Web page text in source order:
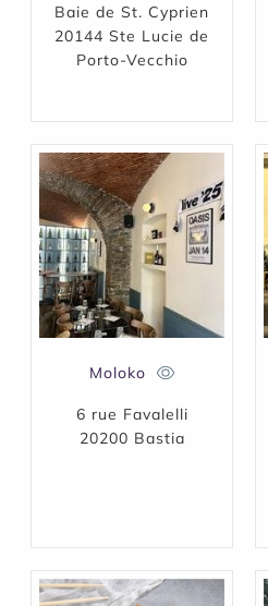
Baie de St. Cyprien
20144 Ste Lucie de
Porto-Vecchio
Moloko
6 rue Favalelli
20200 Bastia